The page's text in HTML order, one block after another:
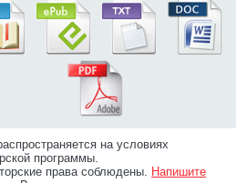
на условиях
программы.
права соблюдены. Напишите